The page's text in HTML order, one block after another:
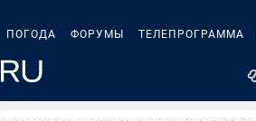
ПОГОДА ФОРУМЫ ТЕЛЕПРОГРАММА